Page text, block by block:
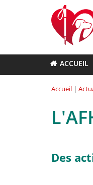
ACCUEIL
Accueil |
Des